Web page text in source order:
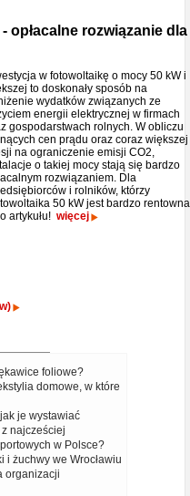
opłacalne rozwiązanie dla
w fotowoltaikę o mocy 50 kW i
to doskonały sposób na
wydatków związanych ze
energii elektrycznej w firmach
gospodarstwach rolnych. W obliczu
cen prądu oraz coraz większej
na ograniczenie emisji CO2,
o takiej mocy stają się bardzo
rozwiązaniem. Dla
i rolników, którzy
50 kW jest bardzo
artykułu! więcej
foliowe?
domowe, w które
je wystawiać
najcześciej
w Polsce?
i żuchwy we Wrocławiu
organizacji